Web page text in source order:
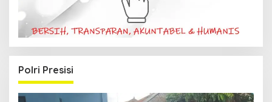
Polri Presisi